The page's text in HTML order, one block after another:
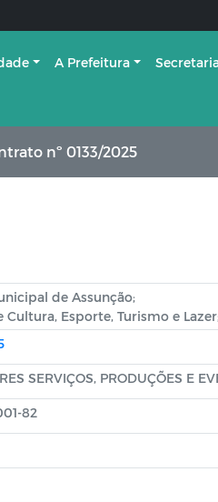
A Prefeitura
nº 0133/2025
de Assunção;
Cultura, Esporte, Turismo e
SERVIÇOS, PRODUÇÕES E
82